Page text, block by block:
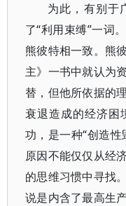
为此，有别于
了“利用束缚”一词
熊彼特相一致。熊
主》一书中就认为
替，但他所依据的
衰退造成的经济困
功，是一种“创造
原因不能仅仅从经
的思维习惯中寻找
说是内含了最高生